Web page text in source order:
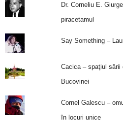
Dr. Corneliu E.
piracetamul
Say Something –
Cacica – spaţiul sării
Bucovinei
Cornel Galescu –
în locuri unice